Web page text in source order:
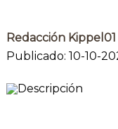
Redacción Kippel01
Publicado: 10-10-